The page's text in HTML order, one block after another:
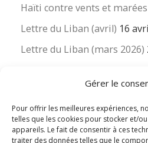
Gérer le
Pour offrir les meilleures expériences,
telles que les cookies pour stocker et/
appareils. Le fait de consentir à ces
traiter des données telles que le
Haïti contre vents et marées
Lettre du Liban (avril) 16
Lettre du Liban (mars 2026)
La revue « Educateur »
nouvelle et ses liens avec la
16 mars 2026